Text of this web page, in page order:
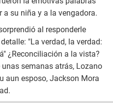
a su niña y a la vengadora.
al responderle
"La verdad, la verdad:
¿Reconciliación a la vista?
semanas atrás, Lozano
aun esposo, Jackson Mora